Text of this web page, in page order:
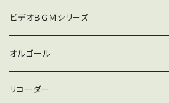
普通
ビデオＢＧＭシリーズ
ロック
ラテン
オルゴール
リコーダー